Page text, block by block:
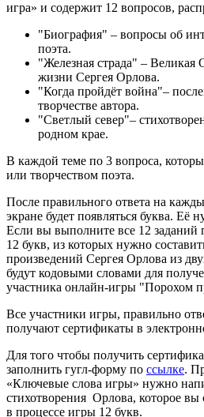
игра» и содержит 12 вопросов,
"Биография" – вопросы об
поэта.
"Железная страда" – Великая
жизни Сергея Орлова.
"Когда пройдёт война"–
творчестве автора.
"Светлый север"–
родном крае.
В каждой теме по 3 вопроса,
или творчеством поэта.
После правильного ответа на
экране будет появляться буква. Её
Если вы выполните все 12 заданий
12 букв, из которых нужно
произведений Сергея Орлова из
будут кодовыми словами для
участника онлайн-игры "Порохом
Все участники игры, правильно
получают сертификаты в
Для того чтобы получить
заполнить гугл-форму по ссылке.
«Ключевые слова игры» нужно
стихотворения Орлова, которое
в процессе игры 12 букв.